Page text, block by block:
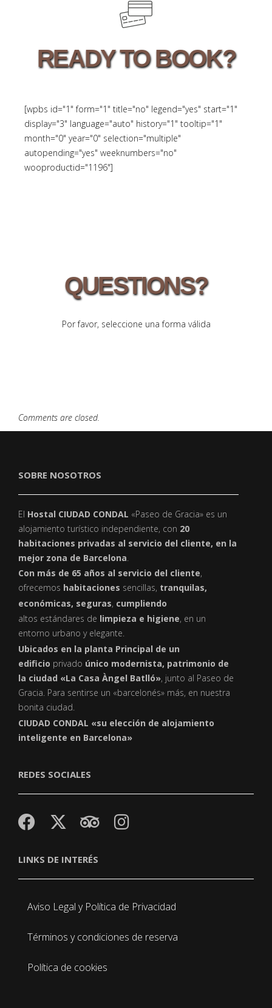
READY TO BOOK?
[wpbs id="1" form="1" title="no" legend="yes" start="1"
display="3" language="auto" history="1" tooltip="1"
month="0" year="0" selection="multiple"
autopending="yes" weeknumbers="no"
wooproductid="1196"]
QUESTIONS?
Por favor, seleccione una forma válida
Comments are closed.
SOBRE NOSOTROS
El Hostal CIUDAD CONDAL «Paseo de Gracia» es un
alojamiento turístico independiente, con 20
habitaciones privadas al servicio del cliente, en la
mejor zona de Barcelona
Con más de 65 años al servicio del cliente,
ofrecemos habitaciones sencillas, tranquilas,
económicas, seguras, cumpliendo
altos estándares de limpieza e higiene, en un
entorno urbano y elegante.
Ubicados en la planta Principal de un
edificio privado único modernista, patrimonio de
la ciudad «La Casa Àngel Batlló», junto al Paseo de
Gracia. Para sentirse un «barcelonés» más, en nuestra
bonita ciudad.
CIUDAD CONDAL «su elección de alojamiento
inteligente en Barcelona»
REDES SOCIALES
LINKS DE INTERÉS
Aviso Legal y Política de Privacidad
Términos y condiciones de reserva
Política de cookies